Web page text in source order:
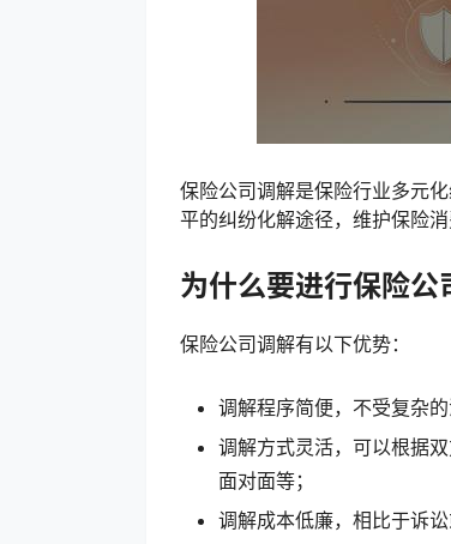
保险公司调解是保险行业多元
平的纠纷化解途径，维护保险
为什么要进行保险公
保险公司调解有以下优势：
调解程序简便，不受复杂
调解方式灵活，可以根据
面对面等；
调解成本低廉，相比于诉